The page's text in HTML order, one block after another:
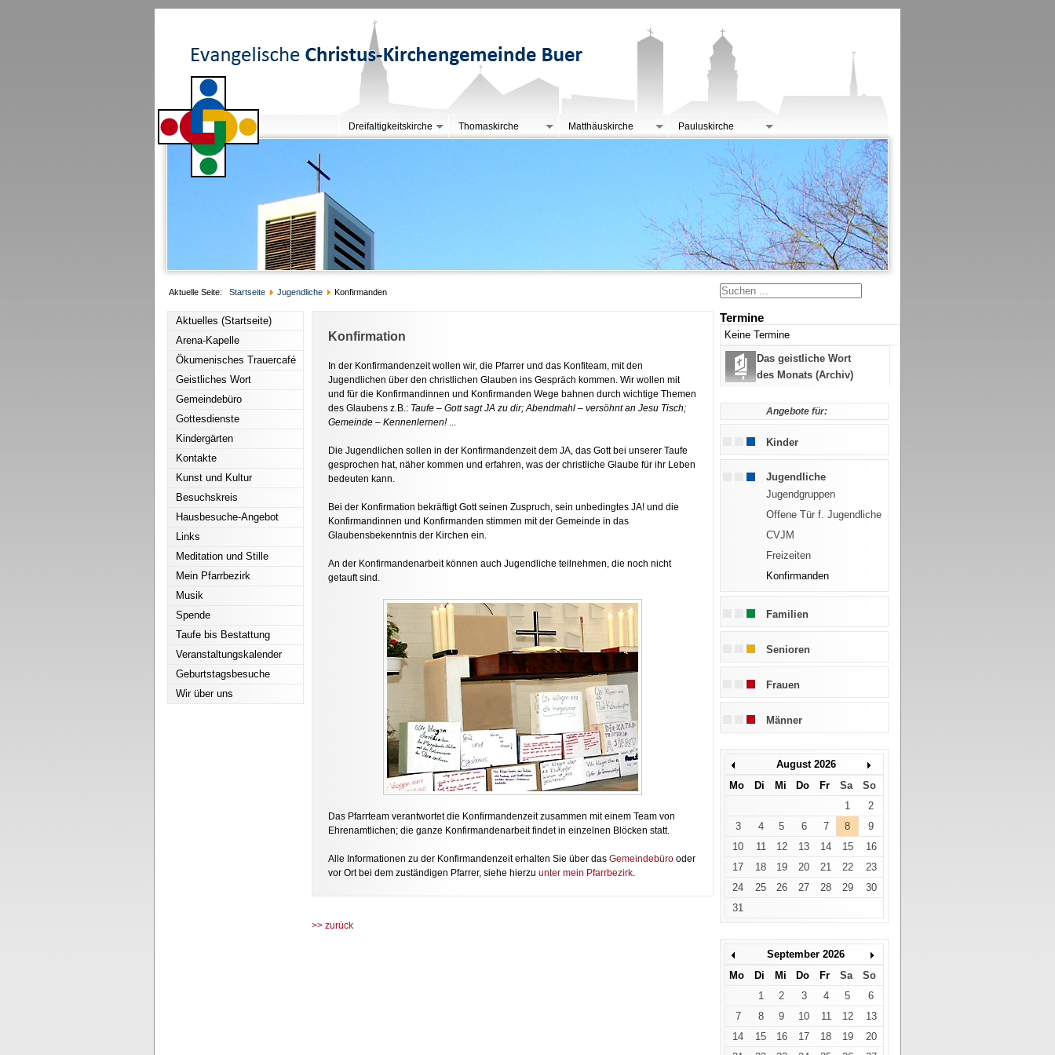
Dreifaltigkeitskirche Thomaskirche Matthäuskirche Pauluskirche
Aktuelle Seite: Startseite Jugendliche Konfirmanden
Aktuelles (Startseite)
Arena-Kapelle
Ökumenisches Trauercafé
Geistliches Wort
Gemeindebüro
Gottesdienste
Kindergärten
Kontakte
Kunst und Kultur
Besuchskreis
Hausbesuche-Angebot
Links
Meditation und Stille
Mein Pfarrbezirk
Musik
Spende
Taufe bis Bestattung
Veranstaltungskalender
Geburtstagsbesuche
Wir über uns
Konfirmation
In der Konfirmandenzeit wollen wir, die Pfarrer und das Konfiteam, mit den
Jugendlichen über den christlichen Glauben ins Gespräch kommen. Wir wollen mit
und für die Konfirmandinnen und Konfirmanden Wege bahnen durch wichtige Themen
des Glaubens z.B.: Taufe – Gott sagt JA zu dir; Abendmahl – versöhnt an Jesu Tisch;
Gemeinde – Kennenlernen!...
Die Jugendlichen sollen in der Konfirmandenzeit dem JA, das Gott bei unserer Taufe
gesprochen hat, näher kommen und erfahren, was der christliche Glaube für ihr Leben
bedeuten kann.
Bei der Konfirmation bekräftigt Gott seinen Zuspruch, sein unbedingtes JA! und die
Konfirmandinnen und Konfirmanden stimmen mit der Gemeinde in das
Glaubensbekenntnis der Kirchen ein.
An der Konfirmandenarbeit können auch Jugendliche teilnehmen, die noch nicht
getauft sind.
Das Pfarrteam verantwortet die Konfirmandenzeit zusammen mit einem Team von
Ehrenamtlichen; die ganze Konfirmandenarbeit findet in einzelnen Blöcken statt.
Alle Informationen zu der Konfirmandenzeit erhalten Sie über das Gemeindebüro oder
vor Ort bei dem zuständigen Pfarrer, siehe hierzu unter mein Pfarrbezirk.
>> zurück
Termine
Keine Termine
Das geistliche Wort
des Monats (Archiv)
Angebote für:
Kinder
Jugendliche
Jugendgruppen
Offene Tür f. Jugendliche
CVJM
Freizeiten
Konfirmanden
Familien
Senioren
Frauen
Männer
August 2026
Mo
Di Mi Do Fr Sa
So
1
2
3
4 5 6 7 8
9
10
11 12 13 14 15
16
17
18 19 20 21 22
23
24
25 26 27 28 29
30
31
September 2026
Mo
Di Mi Do Fr Sa
So
1
2 3 4 5
6
7
8 9 10 11 12
13
14
15 16 17 18 19
20